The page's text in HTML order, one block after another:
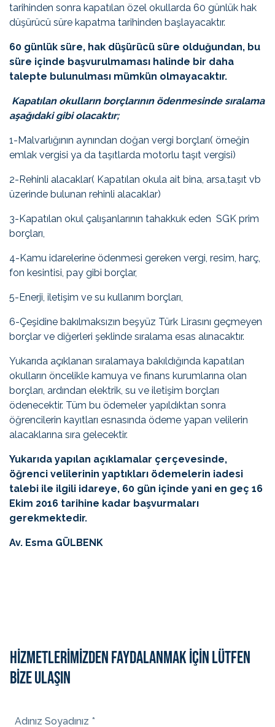
tarihinden sonra kapatılan özel okullarda 60 günlük hak
düşürücü süre kapatma tarihinden başlayacaktır.
60 günlük süre, hak düşürücü süre olduğundan, bu
süre içinde başvurulmaması halinde bir daha
talepte bulunulması mümkün olmayacaktır.
Kapatılan okulların borçlarının ödenmesinde sıralama
aşağıdaki gibi olacaktır;
1-Malvarlığının aynından doğan vergi borçları( örneğin
emlak vergisi ya da taşıtlarda motorlu taşıt vergisi)
2-Rehinli alacaklar( Kapatılan okula ait bina, arsa,taşıt vb
üzerinde bulunan rehinli alacaklar)
3-Kapatılan okul çalışanlarının tahakkuk eden SGK prim
borçları,
4-Kamu idarelerine ödenmesi gereken vergi, resim, harç,
fon kesintisi, pay gibi borçlar,
5-Enerji, iletişim ve su kullanım borçları,
6-Çeşidine bakılmaksızın beşyüz Türk Lirasını geçmeyen
borçlar ve diğerleri şeklinde sıralama esas alınacaktır.
Yukarıda açıklanan sıralamaya bakıldığında kapatılan
okulların öncelikle kamuya ve finans kurumlarına olan
borçları, ardından elektrik, su ve iletişim borçları
ödenecektir. Tüm bu ödemeler yapıldıktan sonra
öğrencilerin kayıtları esnasında ödeme yapan velilerin
alacaklarına sıra gelecektir.
Yukarıda yapılan açıklamalar çerçevesinde,
öğrenci velilerinin yaptıkları ödemelerin iadesi
talebi ile ilgili idareye, 60 gün içinde yani en geç 16
Ekim 2016 tarihine kadar başvurmaları
gerekmektedir.
Av. Esma GÜLBENK
HİZMETLERİMİZDEN FAYDALANMAK İÇİN LÜTFEN
BİZE ULAŞIN
Adınız Soyadınız *